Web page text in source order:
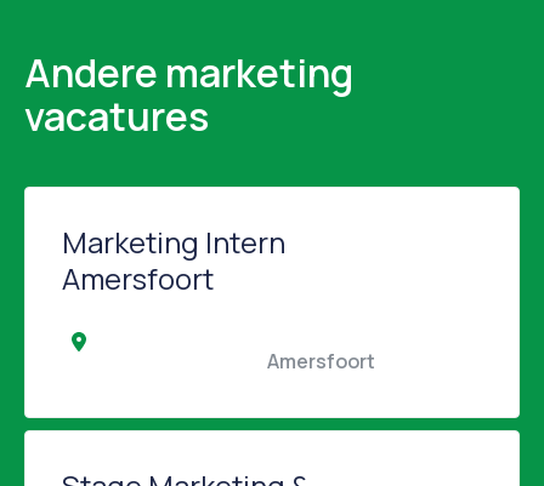
Andere marketing
vacatures
Marketing Intern
Amersfoort